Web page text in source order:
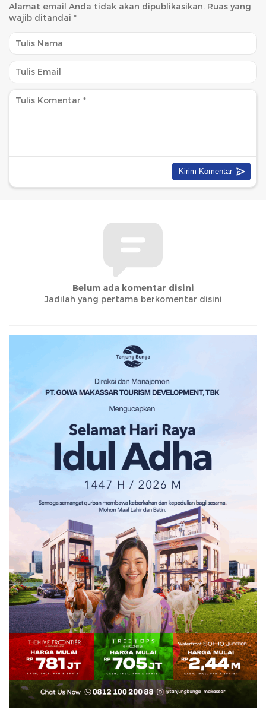
Alamat email Anda tidak akan dipublikasikan. Ruas yang
wajib ditandai *
Belum ada komentar disini
Jadilah yang pertama berkomentar disini